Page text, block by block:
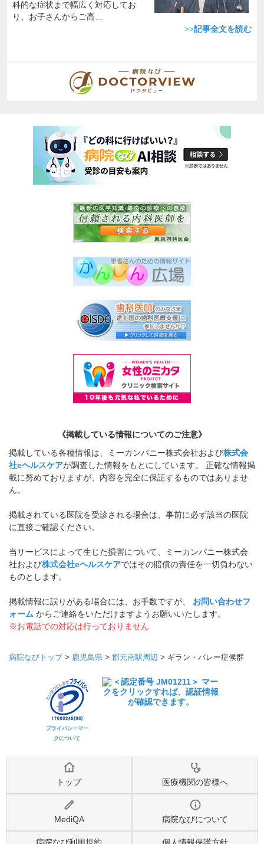
科的な症状まで幅広く対応してお
り、お子さんからご高…
>>記事全文を読む
《掲載している情報についてのご注意》
掲載している各種情報は、ミーカンパニー株式会社および株式会
社eヘルスケアが調査した情報をもとにしています。 正確な情報掲
載に努めておりますが、内容を完全に保証するものではありませ
ん。
掲載されている医院を受診される場合は、事前に必ず該当の医院
に直接ご確認ください。
当サービスによって生じた損害について、ミーカンパニー株式会
社および株式会社eヘルスケアではその賠償の責任を一切負わない
ものとします。
掲載情報に誤りがある場合には、お手数ですが、 お問い合わせフ
ォーム からご連絡をいただけますようお願いいたします。
※お電話での対応は行っておりません
病院なびトップ> 鹿児島県 > 郡元南駅周辺 > ギラン・バレー症候群
プライバシーマー
クについて
トップ 医療機関の皆様へ
MediQA 病院なびについて